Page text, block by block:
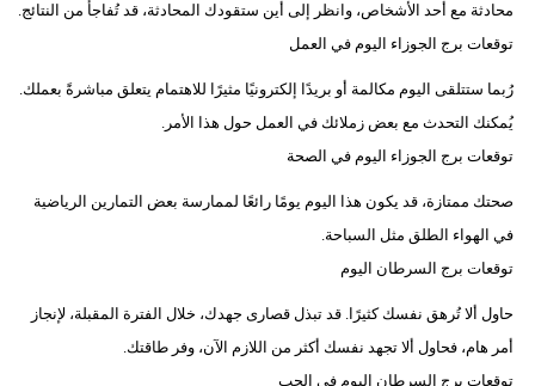
محادثة مع أحد الأشخاص، وانظر إلى أين ستقودك المحادثة، قد تُفاجأ من النتائج.
توقعات برج الجوزاء اليوم في العمل
رُبما ستتلقى اليوم مكالمة أو بريدًا إلكترونيًا مثيرًا للاهتمام يتعلق مباشرةً بعملك.
يُمكنك التحدث مع بعض زملائك في العمل حول هذا الأمر.
توقعات برج الجوزاء اليوم في الصحة
​​صحتك ممتازة، قد يكون هذا اليوم يومًا رائعًا لممارسة بعض التمارين الرياضية
في الهواء الطلق مثل السباحة.
توقعات برج السرطان اليوم
حاول ألا تُرهق نفسك كثيرًا. قد تبذل قصارى جهدك، خلال الفترة المقبلة، لإنجاز
أمر هام، فحاول ألا تجهد نفسك أكثر من اللازم الآن، وفر طاقتك.
توقعات برج السرطان اليوم في الحب